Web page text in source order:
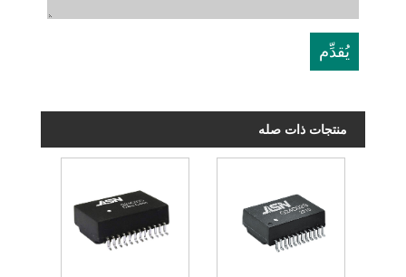
منتجات ذات صله